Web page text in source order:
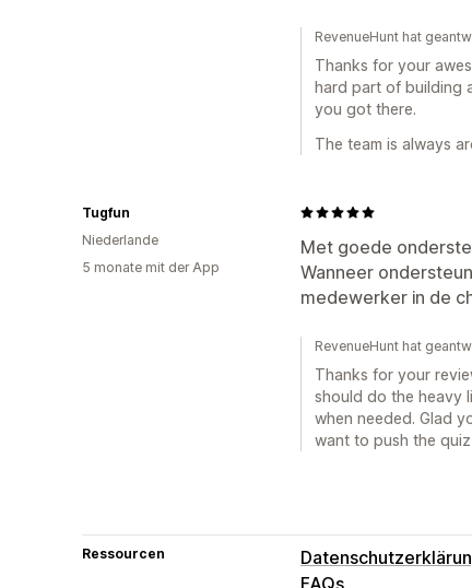
RevenueHunt hat
Thanks for your
hard part of building
you got there.
The team is always
Met goede
Wanneer
medewerker in de
Tugfun
Niederlande
5 monate mit der App
RevenueHunt hat
Thanks for your
should do the heavy
when needed. Glad
want to push the
Ressourcen
FAQs